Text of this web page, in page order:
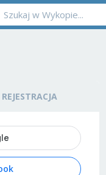
REJESTRACJA